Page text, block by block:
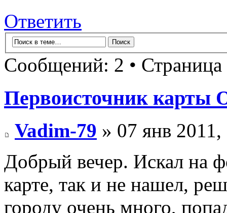
Ответить
Сообщений: 2 • Страница
Первоисточник карты
Vadim-79 » 07 янв
Добрый вечер. Искал на
карте, так и не нашел,
городу очень много,